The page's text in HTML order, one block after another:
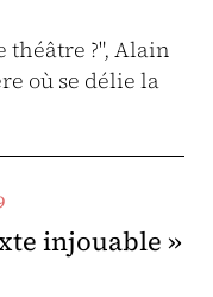
théâtre ?", Alain
où se délie la
injouable »